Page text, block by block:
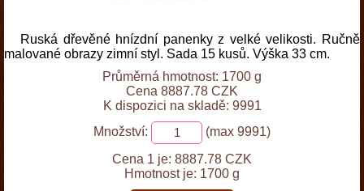
Ruská dřevěné hnízdní panenky z velké velikosti. Ručně
malované obrazy zimní styl. Sada 15 kusů. Výška 33 cm.
Průměrná hmotnost: 1700 g
Cena 8887.78 CZK
K dispozici na skladě: 9991
Množství:
(max 9991)
Cena 1 je: 8887.78 CZK
Hmotnost je: 1700 g